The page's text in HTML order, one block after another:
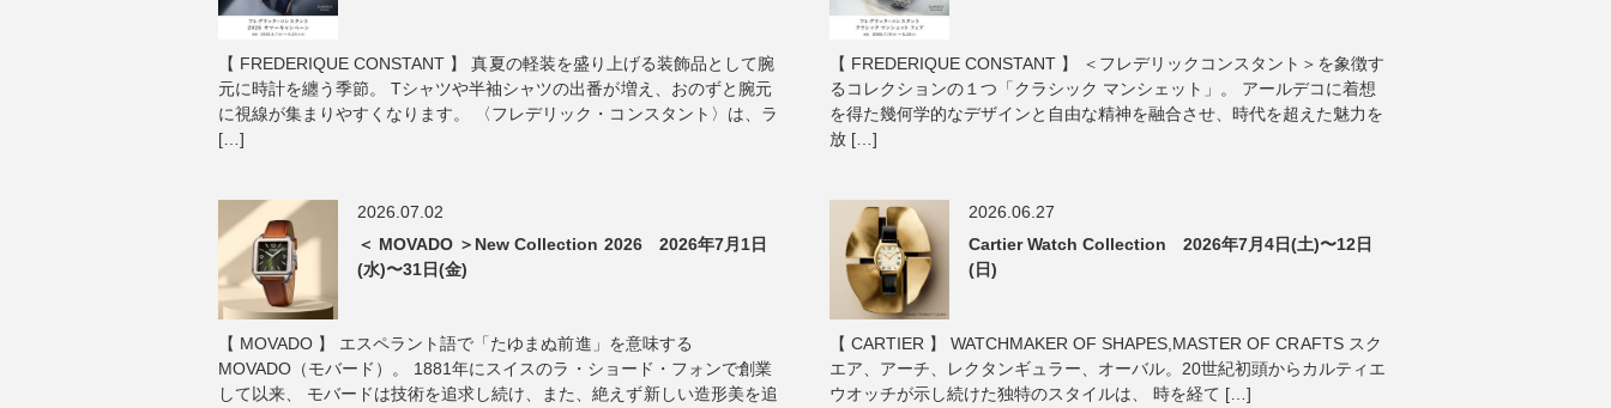
【 FREDERIQUE CONSTANT 】 真夏の軽装を盛り上げる装飾品として腕
元に時計を纏う季節。 Tシャツや半袖シャツの出番が増え、おのずと腕元
に視線が集まりやすくなります。 〈フレデリック・コンスタント〉は、ラ
[…]
【 FREDERIQUE CONSTANT 】 ＜フレデリックコンスタント＞を象徴す
るコレクションの１つ「クラシック マンシェット」。 アールデコに着想
を得た幾何学的なデザインと自由な精神を融合させ、時代を超えた魅力を
放 […]
2026.07.02
＜ MOVADO ＞New Collection 2026 2026年7月1日
(水)〜31日(金)
【 MOVADO 】 エスペラント語で「たゆまぬ前進」を意味する
MOVADO（モバード）。 1881年にスイスのラ・ショード・フォンで創業
して以来、 モバードは技術を追求し続け、また、絶えず新しい造形美を追
2026.06.27
Cartier Watch Collection 2026年7月4日(土)〜12日
(日)
【 CARTIER 】 WATCHMAKER OF SHAPES,MASTER OF CRAFTS スク
エア、アーチ、レクタンギュラー、オーバル。20世紀初頭からカルティエ
ウオッチが示し続けた独特のスタイルは、 時を経て […]